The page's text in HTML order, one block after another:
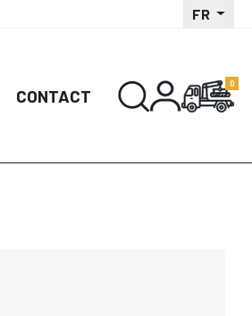
FR
CONTACT